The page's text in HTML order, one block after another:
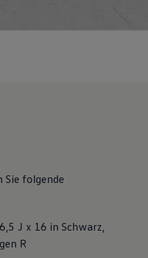
finden
Login und Shop
verbinden
Sie folgende
J x 16 in Schwarz,
R